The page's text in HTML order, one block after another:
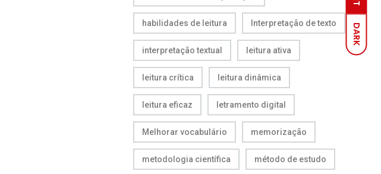
DARK
habilidades de leitura Interpretação de texto
interpretação textual leitura ativa
leitura crítica leitura dinâmica
leitura eficaz letramento digital
Melhorar vocabulário memorização
metodologia científica método de estudo